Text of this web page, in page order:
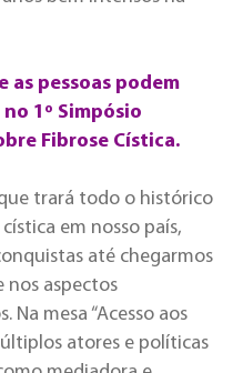
as pessoas podem
1º Simpósio
Fibrose Cística.
trará todo o histórico
em nosso país,
até chegarmos
aspectos
mesa “Acesso aos
atores e políticas